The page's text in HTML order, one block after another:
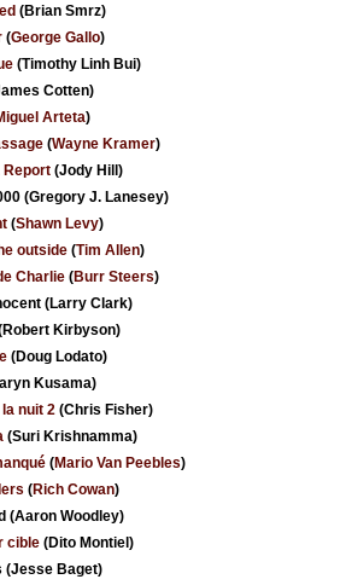
(Brian Smrz)
(George Gallo)
(Timothy Linh Bui)
Cotten)
Arteta)
(Wayne Kramer)
Report (Jody Hill)
(Gregory J. Lanesey)
(Shawn Levy)
outside (Tim Allen)
Charlie (Burr Steers)
(Larry Clark)
Kirbyson)
(Doug Lodato)
Kusama)
nuit 2 (Chris Fisher)
(Suri Krishnamma)
(Mario Van Peebles)
(Rich Cowan)
(Aaron Woodley)
cible (Dito Montiel)
(Jesse Baget)